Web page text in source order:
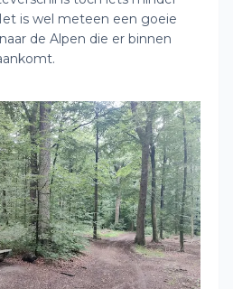
is wel meteen een goeie
de Alpen die er binnen